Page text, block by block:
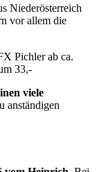
Niederösterreich
vor allem die
Pichler ab ca.
33,-
viele
anständigen